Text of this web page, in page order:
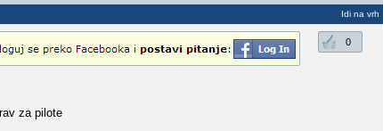
Idi na vrh
0
za pilote